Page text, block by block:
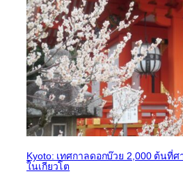
Kyoto: เทศกาลดอกบ๊วย 2,000 ต้นที่ศ
ในเกียวโต